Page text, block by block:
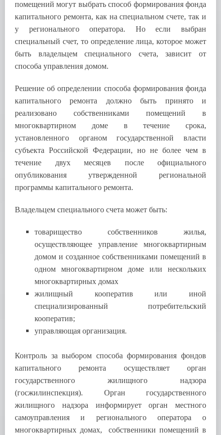
помещений могут выбрать способ формирования фонда
капитального ремонта, как на специальном счете, так и
у регионального оператора. Но если выбран
специальный счет, то определение лица, которое может
быть владельцем специального счета, зависит от
способа управления домом.
Решение об определении способа формирования фонда
капитального ремонта должно быть принято и
реализовано собственниками помещений в
многоквартирном доме в течение срока,
установленного органом государственной власти
субъекта Российской Федерации, но не более чем в
течение двух месяцев после официального
опубликования утвержденной региональной
программы капитального ремонта.
Владельцем специального счета может быть:
товарищество собственников жилья,
осуществляющее управление многоквартирным
домом и созданное собственниками помещений в
одном многоквартирном доме или нескольких
многоквартирных домах
жилищный кооператив или иной
специализированный потребительский
кооператив;
управляющая организация.
Контроль за выбором способа формирования фондов
капитального ремонта осуществляет орган
государственного жилищного надзора
(госжилинспекция). Орган государственного
жилищного надзора информирует орган местного
самоуправления и регионального оператора о
многоквартирных домах, собственники помещений в